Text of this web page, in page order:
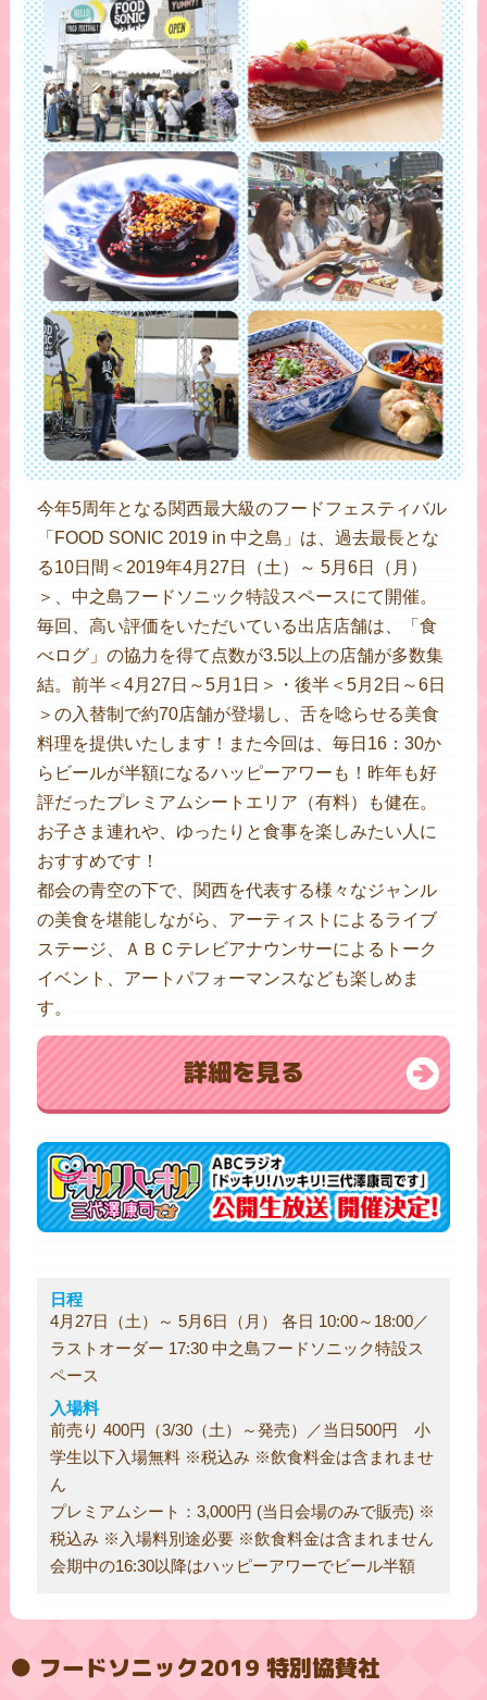
今年5周年となる関西最大級のフードフェスティバル
「FOOD SONIC 2019 in 中之島」は、過去最長とな
る10日間＜2019年4月27日（土）～ 5月6日（月）
＞、中之島フードソニック特設スペースにて開催。
毎回、高い評価をいただいている出店店舗は、「食
べログ」の協力を得て点数が3.5以上の店舗が多数集
結。前半＜4月27日～5月1日＞・後半＜5月2日～6日
＞の入替制で約70店舗が登場し、舌を唸らせる美食
料理を提供いたします！また今回は、毎日16：30か
らビールが半額になるハッピーアワーも！昨年も好
評だったプレミアムシートエリア（有料）も健在。
お子さま連れや、ゆったりと食事を楽しみたい人に
おすすめです！
都会の青空の下で、関西を代表する様々なジャンル
の美食を堪能しながら、アーティストによるライブ
ステージ、ＡＢＣテレビアナウンサーによるトーク
イベント、アートパフォーマンスなども楽しめま
す。
詳細を見る
日程
4月27日（土）～ 5月6日（月） 各日 10:00～18:00／
ラストオーダー 17:30 中之島フードソニック特設ス
ペース
入場料
前売り 400円（3/30（土）～発売）／当日500円 小
学生以下入場無料 ※税込み ※飲食料金は含まれませ
ん
プレミアムシート：3,000円 (当日会場のみで販売) ※
税込み ※入場料別途必要 ※飲食料金は含まれません
会期中の16:30以降はハッピーアワーでビール半額
● フードソニック2019 特別協賛社